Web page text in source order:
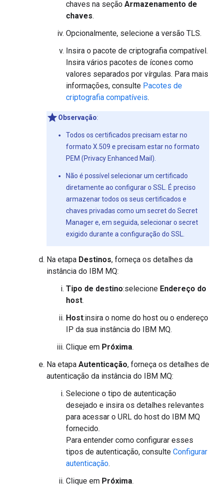
chaves na seção Armazenamento de
chaves.
Opcionalmente, selecione a versão TLS.
Insira o pacote de criptografia compatível.
Insira vários pacotes de ícones como
valores separados por vírgulas. Para mais
informações, consulte Pacotes de
criptografia compatíveis.
Observação:
Todos os certificados precisam estar no
formato X.509 e precisam estar no formato
PEM (Privacy Enhanced Mail).
Não é possível selecionar um certificado
diretamente ao configurar o SSL. É preciso
armazenar todos os seus certificados e
chaves privadas como um secret do Secret
Manager e, em seguida, selecionar o secret
exigido durante a configuração do SSL.
Na etapa Destinos, forneça os detalhes da
instância do IBM MQ:
Tipo de destino:selecione Endereço do
host.
Host:insira o nome do host ou o endereço
IP da sua instância do IBM MQ.
Clique em Próxima.
Na etapa Autenticação, forneça os detalhes de
autenticação da instância do IBM MQ:
Selecione o tipo de autenticação
desejado e insira os detalhes relevantes
para acessar o URL do host do IBM MQ
fornecido.
Para entender como configurar esses
tipos de autenticação, consulte Configurar
autenticação.
Clique em Próxima.